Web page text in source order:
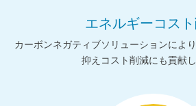
エネルギーコス
カーボンネガティブソリューションによ
抑えコスト削減にも貢献し